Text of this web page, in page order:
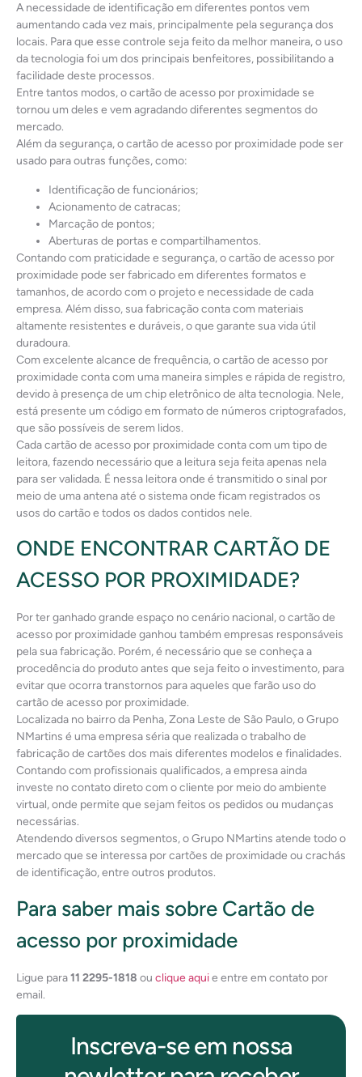
A necessidade de identificação em diferentes pontos vem
aumentando cada vez mais, principalmente pela segurança dos
locais. Para que esse controle seja feito da melhor maneira, o uso
da tecnologia foi um dos principais benfeitores, possibilitando a
facilidade deste processos.
Entre tantos modos, o cartão de acesso por proximidade se
tornou um deles e vem agradando diferentes segmentos do
mercado.
Além da segurança, o cartão de acesso por proximidade pode ser
usado para outras funções, como:
Identificação de funcionários;
Acionamento de catracas;
Marcação de pontos;
Aberturas de portas e compartilhamentos.
Contando com praticidade e segurança, o cartão de acesso por
proximidade pode ser fabricado em diferentes formatos e
tamanhos, de acordo com o projeto e necessidade de cada
empresa. Além disso, sua fabricação conta com materiais
altamente resistentes e duráveis, o que garante sua vida útil
duradoura.
Com excelente alcance de frequência, o cartão de acesso por
proximidade conta com uma maneira simples e rápida de registro,
devido à presença de um chip eletrônico de alta tecnologia. Nele,
está presente um código em formato de números criptografados,
que são possíveis de serem lidos.
Cada cartão de acesso por proximidade conta com um tipo de
leitora, fazendo necessário que a leitura seja feita apenas nela
para ser validada. É nessa leitora onde é transmitido o sinal por
meio de uma antena até o sistema onde ficam registrados os
usos do cartão e todos os dados contidos nele.
ONDE ENCONTRAR CARTÃO DE
ACESSO POR PROXIMIDADE?
Por ter ganhado grande espaço no cenário nacional, o cartão de
acesso por proximidade ganhou também empresas responsáveis
pela sua fabricação. Porém, é necessário que se conheça a
procedência do produto antes que seja feito o investimento, para
evitar que ocorra transtornos para aqueles que farão uso do
cartão de acesso por proximidade.
Localizada no bairro da Penha, Zona Leste de São Paulo, o Grupo
NMartins é uma empresa séria que realizada o trabalho de
fabricação de cartões dos mais diferentes modelos e finalidades.
Contando com profissionais qualificados, a empresa ainda
investe no contato direto com o cliente por meio do ambiente
virtual, onde permite que sejam feitos os pedidos ou mudanças
necessárias.
Atendendo diversos segmentos, o Grupo NMartins atende todo o
mercado que se interessa por cartões de proximidade ou crachás
de identificação, entre outros produtos.
Para saber mais sobre Cartão de
acesso por proximidade
Ligue para11 2295-1818 ou clique aquie entre em contato por
email.
Inscreva-se em nossa